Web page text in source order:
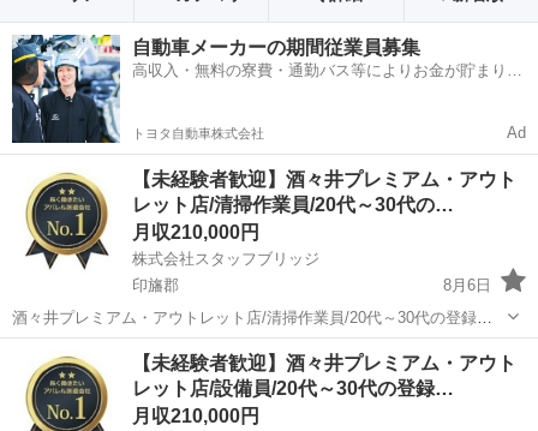
自動車メーカーの期間従業員募集
高収入・無料の寮費・通勤バス等によりお金が貯まりや
トヨタ自動車株式会社 Ad
【未経験者歓迎】酒々井プレミアム・アウト
レット店/清掃作業員/20代～30代の…
月収210,000円
株式会社スタッフブリッジ
印旛郡
8月6日
酒々井プレミアム・アウトレット店/清掃作業員/20代～30代の登録者
比率約85％！/未経験OK/急募/女性活躍/印旛郡酒々井町/お仕事
No240788 【応募先企業名】株式会社スタッフブリッジ 【雇用形態】
正社員 【職種】...
メンテナンス
【未経験者歓迎】酒々井プレミアム・アウト
レット店/設備員/20代～30代の登録…
月収210,000円